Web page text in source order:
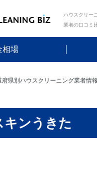
ハウスクリー
業者の口コミ
相場
府県別ハウスクリーニング業者情報
キンうきた